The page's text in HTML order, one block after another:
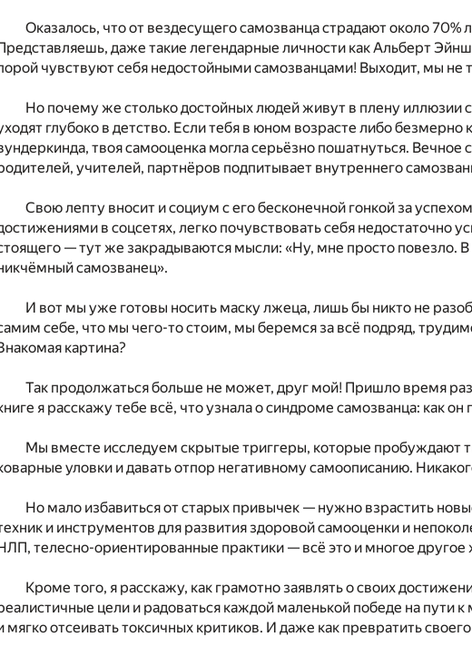
Оказалось, что от вездесущего самозванца страдают около
даже такие легендарные личности как Альберт
чувствуют себя недостойными самозванцами! Выходит, мы не
Но почему же столько достойных людей живут в плену иллюзии
глубоко в детство. Если тебя в юном возрасте либо безмерно
твоя самооценка могла серьёзно пошатнуться.
учителей, партнёров подпитывает внутреннего
Свою лепту вносит и социум с его бесконечной гонкой за
в соцсетях, легко почувствовать себя
— тут же закрадываются мысли: «Ну, мне просто повезло.
самозванец».
И вот мы уже готовы носить маску лжеца, лишь бы никто не
себе, что мы чего-то стоим, мы беремся за всё подряд,
картина?
Так продолжаться больше не может, друг мой! Пришло время
я расскажу тебе всё, что узнала о синдроме самозванца: как
Мы вместе исследуем скрытые триггеры, которые пробуждают
уловки и давать отпор негативному самоописанию.
Но мало избавиться от старых привычек — нужно взрастить
и инструментов для развития здоровой самооценки и
телесно-ориентированные практики — всё это и многое другое
Кроме того, я расскажу, как грамотно заявлять о своих
цели и радоваться каждой маленькой победе на
мягко отсеивать токсичных критиков. И даже как превратить